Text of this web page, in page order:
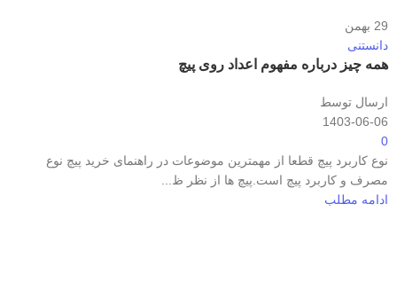
29 بهمن
دانستنی
همه چیز درباره مفهوم اعداد روی پیچ
ارسال توسط
1403-06-06
0
نوع کاربرد پیچ قطعا از مهمترین موضوعات در راهنمای خرید پیچ نوع
مصرف و کاربرد پیچ است.پیچ ها از نظر ظ...
ادامه مطلب